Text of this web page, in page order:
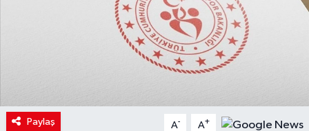
Paylaş A- A+